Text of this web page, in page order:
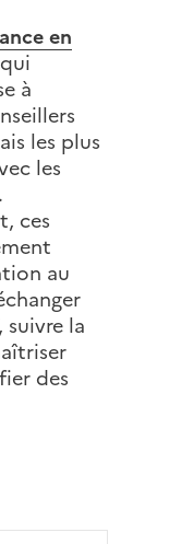
en
qui
à
les plus
les
ces
au
suivre la
des